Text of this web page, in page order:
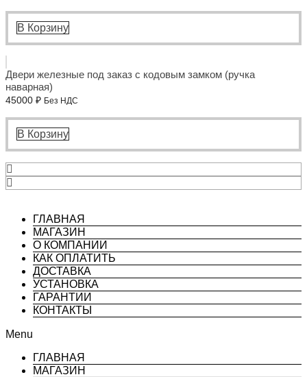
В Корзину
Двери железные под заказ с кодовым замком (ручка
наварная)
45000 ₽ Без НДС
В Корзину
ГЛАВНАЯ
МАГАЗИН
О КОМПАНИИ
КАК ОПЛАТИТЬ
ДОСТАВКА
УСТАНОВКА
ГАРАНТИИ
КОНТАКТЫ
Menu
ГЛАВНАЯ
МАГАЗИН